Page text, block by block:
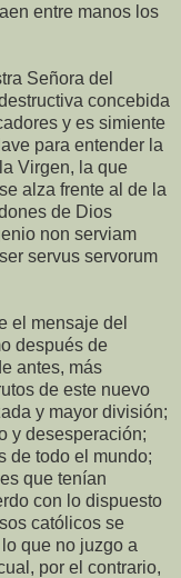
entre manos los
Señora del
concebida
y es simiente
para entender la
Virgen, la que
alza frente al de la
de Dios
non serviam
servus servorum
el mensaje del
después de
antes, más
de este nuevo
y mayor división;
y desesperación;
de todo el mundo;
que tenían
con lo dispuesto
católicos se
que no juzgo a
por el contrario,